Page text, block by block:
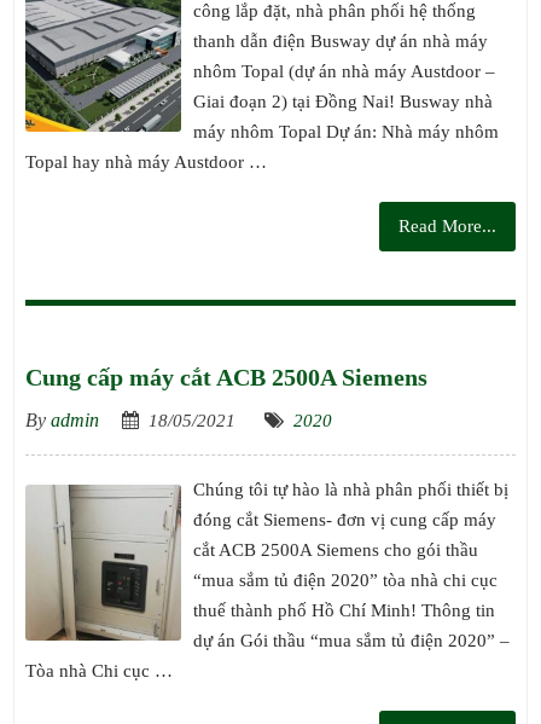
công lắp đặt, nhà phân phối hệ thống
thanh dẫn điện Busway dự án nhà máy
nhôm Topal (dự án nhà máy Austdoor –
Giai đoạn 2) tại Đồng Nai! Busway nhà
máy nhôm Topal Dự án: Nhà máy nhôm
Topal hay nhà máy Austdoor …
Read More...
Cung cấp máy cắt ACB 2500A Siemens
By admin 18/05/2021 2020
Chúng tôi tự hào là nhà phân phối thiết bị
đóng cắt Siemens- đơn vị cung cấp máy
cắt ACB 2500A Siemens cho gói thầu
“mua sắm tủ điện 2020” tòa nhà chi cục
thuế thành phố Hồ Chí Minh! Thông tin
dự án Gói thầu “mua sắm tủ điện 2020” –
Tòa nhà Chi cục …